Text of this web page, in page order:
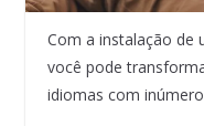
Com a instalação de
você pode
idiomas com